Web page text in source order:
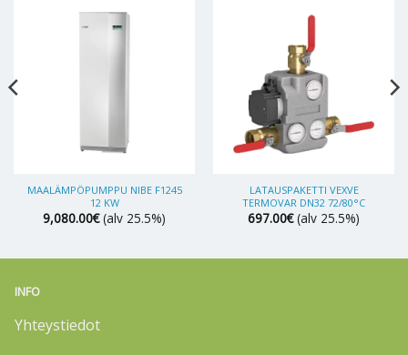
MAALÄMPÖPUMPPU NIBE F1245
12 KW
9,080.00€ (alv 25.5%)
LATAUSPAKETTI VEXVE
TERMOVAR DN32 72/80°C
697.00€ (alv 25.5%)
INFO
Yhteystiedot